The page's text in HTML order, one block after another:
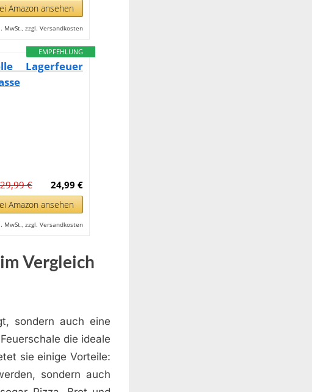
Amazon ansehen
MwSt., zzgl. Versandkosten
EMPFEHLUNG
Lagerfeuer
24,99 €
29,99 €
Amazon ansehen
MwSt., zzgl. Versandkosten
Vergleich
sondern auch eine
die ideale
sie einige Vorteile:
sondern auch